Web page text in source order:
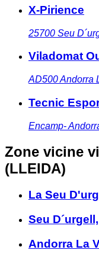
X-Pirience
25700 Seu
Viladomat
AD500Andorra
Tecnic
Encamp-
Zone vicine
(LLEIDA)
La Seu
Seu
Andorra La